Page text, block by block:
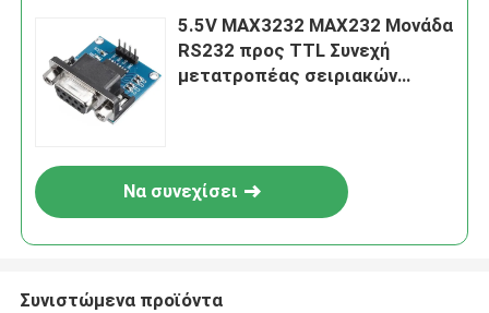
5.5V MAX3232 MAX232 Μονάδα
RS232 προς TTL Συνεχή
μετατροπέας σειριακών
Να συνεχίσει
Συνιστώμενα προϊόντα